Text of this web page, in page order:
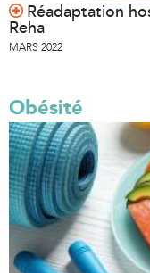
Réadaptation
Reha
MARS 2022
Obésité